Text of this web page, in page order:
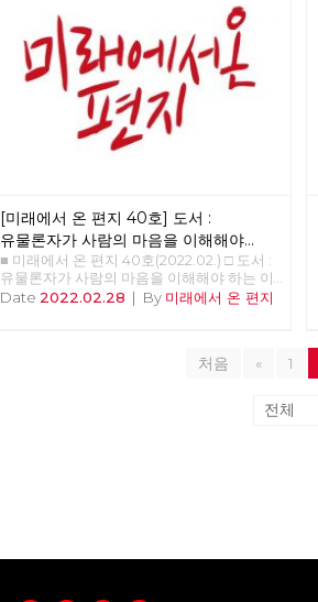
[미래에서 온 편지 40호] 도서 :
유물론자가 사람의 마음을 이해해야
하는 이유
■ 미래에서 온 편지 40호(2022.02.) □ 도서 :
유물론자가 사람의 마음을 이해해야 하는 이
유 >>>>>> 업로드 준비중 <<<<<<
Date 2022.02.28 | By 미래에서 온 편지
처음 « 1